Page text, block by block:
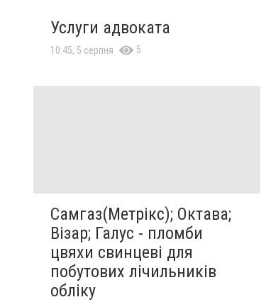
Услуги адвоката
10:45, 5 серпня 5
Самгаз(Метрікс); Октава;
Візар; Галус - пломби
цвяхи свинцеві для
побутових лічильників
обліку